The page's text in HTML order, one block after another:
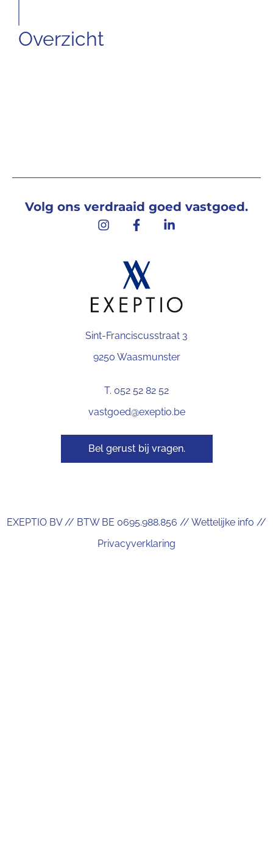
Overzicht
Volg ons verdraaid goed vastgoed.
Sint-Franciscusstraat 3
9250 Waasmunster
T. 052 52 82 52
vastgoed@exeptio.be
Bel gerust bij vragen.
EXEPTIO BV // BTW BE 0695.988.856 // Wettelijke info //
Privacyverklaring